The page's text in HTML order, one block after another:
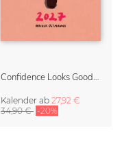
Confidence Looks Good On You Kalender 2027
Kalender ab 27,92 €
34,90 € -20%